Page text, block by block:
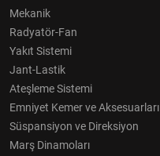
Mekanik
Radyatör-Fan
Yakıt Sistemi
Jant-Lastik
Ateşleme Sistemi
Emniyet Kemer ve Aksesuarları
Süspansiyon ve Direksiyon
Marş Dinamoları